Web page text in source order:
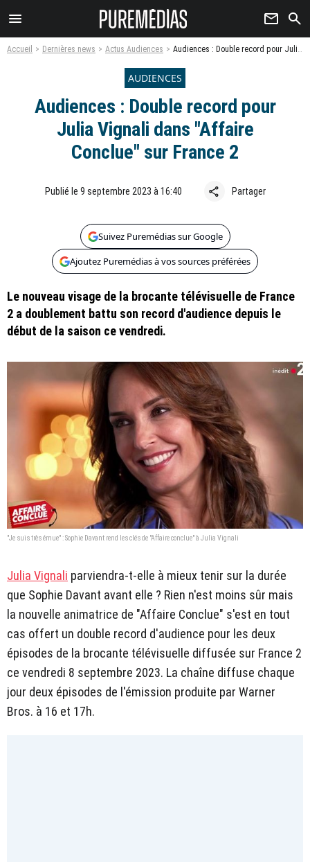
menu newsletter search
Accueil Dernières news Actus Audiences Audiences : Double record pour Julia Vignali dans "Affaire Conclue" sur France 2
AUDIENCES
Audiences : Double record pour
Julia Vignali dans "Affaire
Conclue" sur France 2
Publié le 9 septembre 2023 à 16:40 share Partager
Suivez Puremédias sur Google
Ajoutez Puremédias à vos sources préférées
Le nouveau visage de la brocante télévisuelle de France
2 a doublement battu son record d'audience depuis le
début de la saison ce vendredi.
"Je suis très émue" : Sophie Davant rend les clés de "Affaire conclue" à Julia Vignali
Julia Vignali parviendra-t-elle à mieux tenir sur la durée
que Sophie Davant avant elle ? Rien n'est moins sûr mais
la nouvelle animatrice de "Affaire Conclue" s'est en tout
cas offert un double record d'audience pour les deux
épisodes de la brocante télévisuelle diffusée sur France 2
ce vendredi 8 septembre 2023. La chaîne diffuse chaque
jour deux épisodes de l'émission produite par Warner
Bros. à 16 et 17h.